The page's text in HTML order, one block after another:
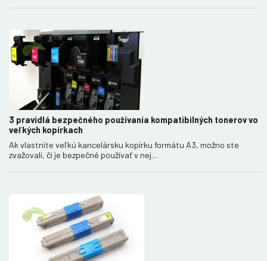
3 pravidlá bezpečného používania kompatibilných tonerov vo
veľkých kopírkach
Ak vlastníte veľkú kancelársku kopírku formátu A3, možno ste
zvažovali, či je bezpečné používať v nej…